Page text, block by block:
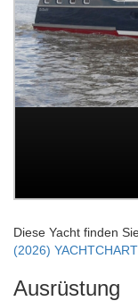
Diese Yacht finden
(2026)
Ausrüstung